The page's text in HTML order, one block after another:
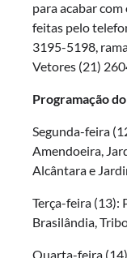
para acabar
feitas pelo
3195-5198,
Vetores (21)
Programação
Segunda-feira
Amendoeira,
Alcântara e
Terça-feira (13):
Brasilândia,
Quarta-feira